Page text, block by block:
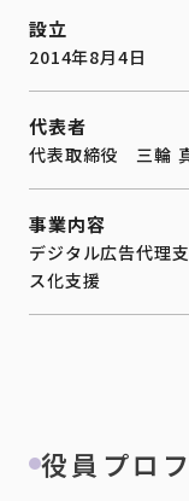
設立
2014年8月4日
代表者
代表取締役 三輪
事業内容
デジタル広告代理
ス化支援
役員プロ